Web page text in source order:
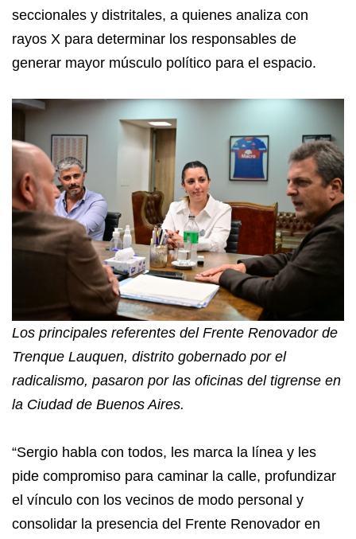
seccionales y distritales, a quienes analiza con
rayos X para determinar los responsables de
generar mayor músculo político para el espacio.
Los principales referentes del Frente Renovador de
Trenque Lauquen, distrito gobernado por el
radicalismo, pasaron por las oficinas del tigrense en
la Ciudad de Buenos Aires.
“Sergio habla con todos, les marca la línea y les
pide compromiso para caminar la calle, profundizar
el vínculo con los vecinos de modo personal y
consolidar la presencia del Frente Renovador en